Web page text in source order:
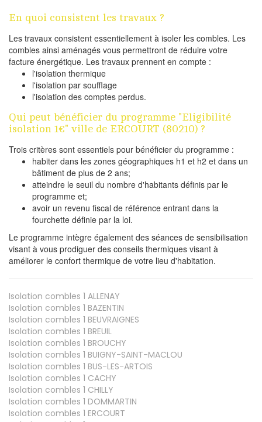
En quoi consistent les travaux ?
Les travaux consistent essentiellement à isoler les combles. Les
combles ainsi aménagés vous permettront de réduire votre
facture énergétique. Les travaux prennent en compte :
l'isolation thermique
l'isolation par soufflage
l'isolation des comptes perdus.
Qui peut bénéficier du programme "Eligibilité
isolation 1€" ville de ERCOURT (80210) ?
Trois critères sont essentiels pour bénéficier du programme :
habiter dans les zones géographiques h1 et h2 et dans un
bâtiment de plus de 2 ans;
atteindre le seuil du nombre d'habitants définis par le
programme et;
avoir un revenu fiscal de référence entrant dans la
fourchette définie par la loi.
Le programme intègre également des séances de sensibilisation
visant à vous prodiguer des conseils thermiques visant à
améliorer le confort thermique de votre lieu d'habitation.
Isolation combles 1 ALLENAY
Isolation combles 1 BAZENTIN
Isolation combles 1 BEUVRAIGNES
Isolation combles 1 BREUIL
Isolation combles 1 BROUCHY
Isolation combles 1 BUIGNY-SAINT-MACLOU
Isolation combles 1 BUS-LES-ARTOIS
Isolation combles 1 CACHY
Isolation combles 1 CHILLY
Isolation combles 1 DOMMARTIN
Isolation combles 1 ERCOURT